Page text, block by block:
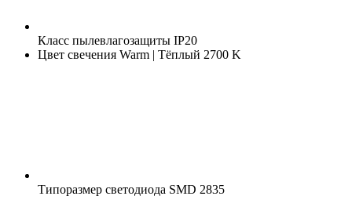
Класс пылевлагозащиты IP20
Цвет свечения Warm | Тёплый 2700 K
Типоразмер светодиода SMD 2835